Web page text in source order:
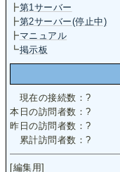
┣第1サーバー
┣第2サーバー(停止中)
┣マニュアル
┗掲示板
現在の接続数：?
本日の訪問者数：?
昨日の訪問者数：?
累計訪問者数：?
[編集用]